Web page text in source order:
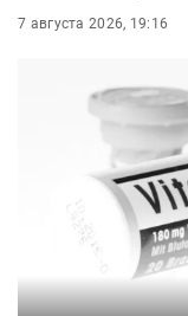
7 августа 2026, 19:16